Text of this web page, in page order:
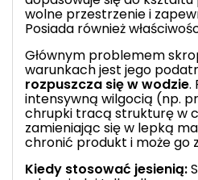
wolne przestrzenie i
Posiada również
Głównym problemem
warunkach jest jego
rozpuszcza się w wodzie.
intensywną wilgocią (np.
chrupki tracą strukturę w
zamieniając się w lepką
chronić produkt i może go
Kiedy stosować jesienią: